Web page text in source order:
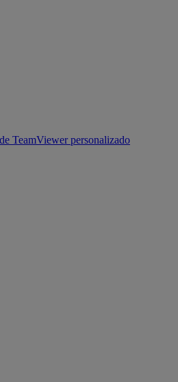
TeamViewer personalizado